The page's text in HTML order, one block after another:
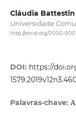
Cláudia Battestin
Universidade
http://orcid.org/0000-
DOI: https://
Palavras-chave: